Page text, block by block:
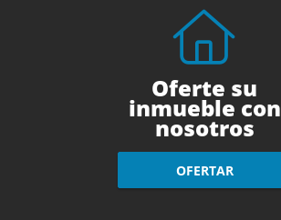
Oferte su
inmueble con
nosotros
OFERTAR